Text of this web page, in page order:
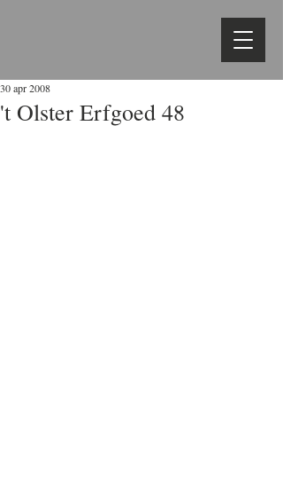
't Olster Erfgoed 48
30 apr 2008